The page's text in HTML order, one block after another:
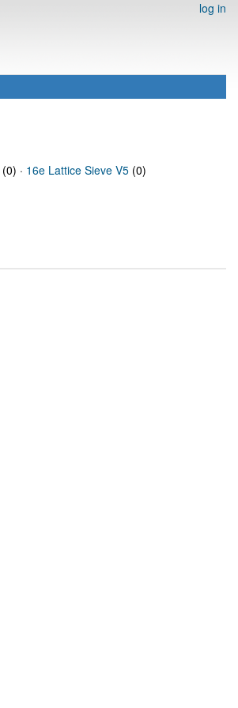
log in
(0) · 16e Lattice Sieve V5 (0)